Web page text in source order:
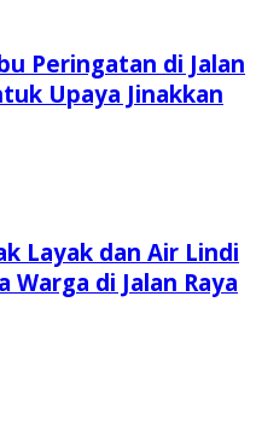
Peringatan di Jalan
Upaya Jinakkan
Layak dan Air Lindi
di Jalan Raya